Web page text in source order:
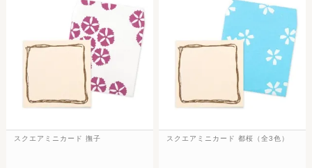
スクエアミニカード 撫子 スクエアミニカード 都桜（全3色）